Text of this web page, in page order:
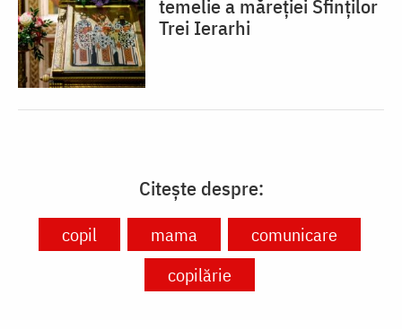
temelie a măreției Sfinților
Trei Ierarhi
Citește despre:
copil mama
comunicare
copilărie